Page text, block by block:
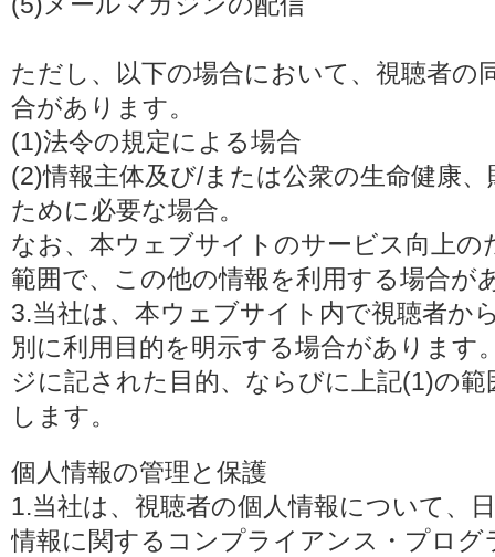
ただし、以下の場合において、視聴者の
合があります。
(1)法令の規定による場合
(2)情報主体及び/または公衆の生命健康
ために必要な場合。
なお、本ウェブサイトのサービス向上
範囲で、この他の情報を利用する場合が
3.当社は、本ウェブサイト内で視聴者か
別に利用目的を明示する場合があります
ジに記された目的、ならびに上記(1)の
します。
個人情報の管理と保護
1.当社は、視聴者の個人情報について、
情報に関するコンプライアンス・プロ